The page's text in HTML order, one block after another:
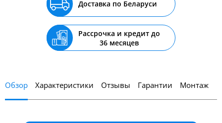
Доставка по Беларуси
Рассрочка и кредит до
36 месяцев
Обзор Характеристики Отзывы Гарантии Монтаж